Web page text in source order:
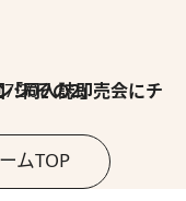
即売会にチャレンジ その2」
ムTOP